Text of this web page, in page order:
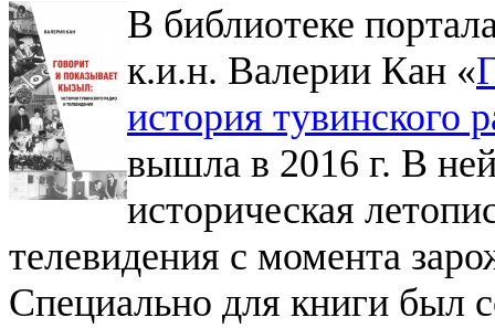
В библиотеке
к.и.н. Валерии Кан «
история тувинского
вышла в 2016 г. В
историческая
телевидения с момента
Специально для книги был